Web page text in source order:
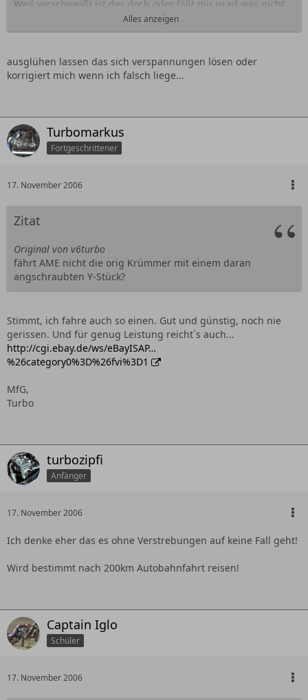
Weil verschweißt ist der doch oder fällt mir grad was nicht
SDI
Alles anzeigen
ausglühen lassen das sich verspannungen lösen oder
korrigiert mich wenn ich falsch liege...
Turbomarkus
Fortgeschrittener
17. November 2006
Zitat
Original von v6turbo
fährt AME nicht die orig Krümmer mit einem daran
angschraubten Y-Stück?
Stimmt, ich fahre auch so einen. Gut und günstig, noch nie
gerissen. Und für genug Leistung reicht´s auch...
http://cgi.ebay.de/ws/eBayISAP…
%26category0%3D%26fvi%3D1
MfG,
Turbo
turbozipfi
Anfänger
17. November 2006
Ich denke eher das es ohne Verstrebungen auf keine Fall geht!
Wird bestimmt nach 200km Autobahnfahrt reisen!
Captain Iglo
Schüler
17. November 2006